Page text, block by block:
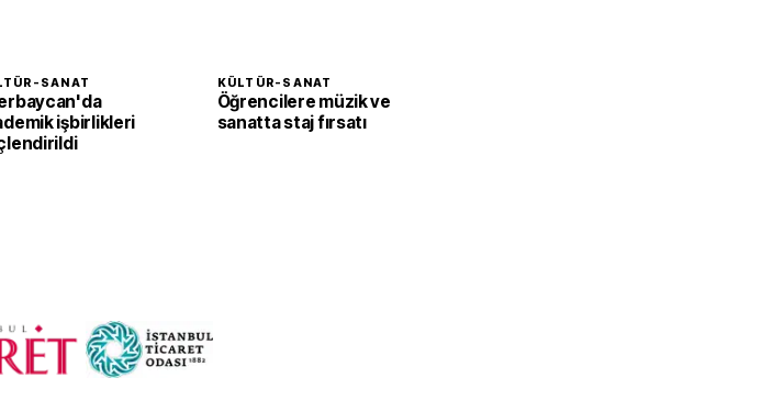
SANAT
işbirlikleri
KÜLTÜR-SANAT
Öğrencilere müzik ve
sanatta staj fırsatı